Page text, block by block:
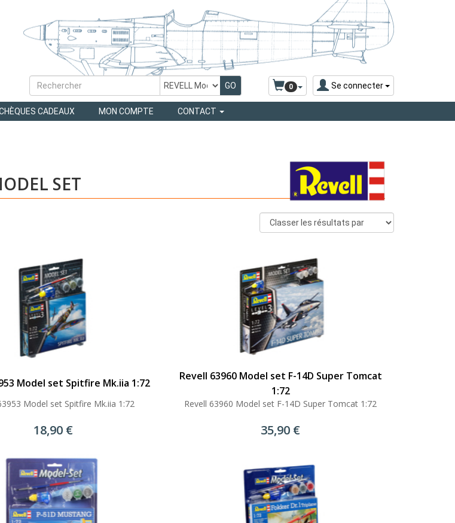
Se connecter
0
CADEAUX MON COMPTE CONTACT
SET
Model set Spitfire Mk.iia 1:72
Model set Spitfire Mk.iia 1:72
18,90 €
Revell 63960 Model set F-14D Super Tomcat
1:72
Revell 63960 Model set F-14D Super Tomcat 1:72
35,90 €